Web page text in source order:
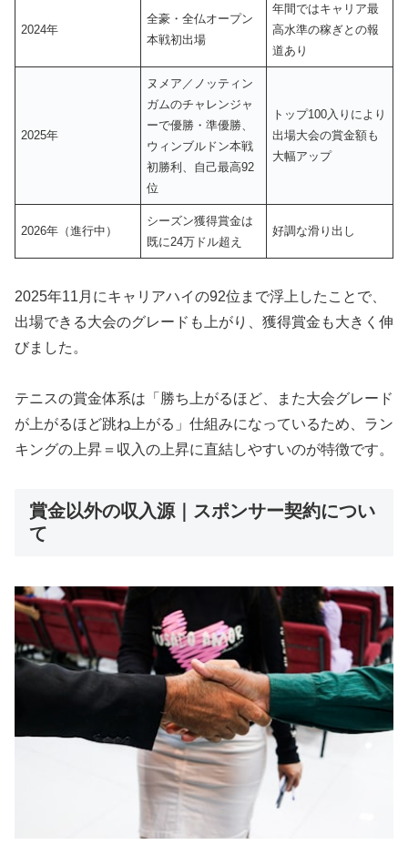
2024年
全豪・全仏オープン
本戦初出場
年間ではキャリア最
高水準の稼ぎとの報
道あり
2025年
ヌメア／ノッティン
ガムのチャレンジャ
ーで優勝・準優勝、
ウィンブルドン本戦
初勝利、自己最高92
位
トップ100入りにより
出場大会の賞金額も
大幅アップ
2026年（進行中）
シーズン獲得賞金は
既に24万ドル超え
好調な滑り出し
2025年11月にキャリアハイの92位まで浮上したことで、
出場できる大会のグレードも上がり、獲得賞金も大きく伸
びました。
テニスの賞金体系は「勝ち上がるほど、また大会グレード
が上がるほど跳ね上がる」仕組みになっているため、ラン
キングの上昇＝収入の上昇に直結しやすいのが特徴です。
賞金以外の収入源｜スポンサー契約につい
て